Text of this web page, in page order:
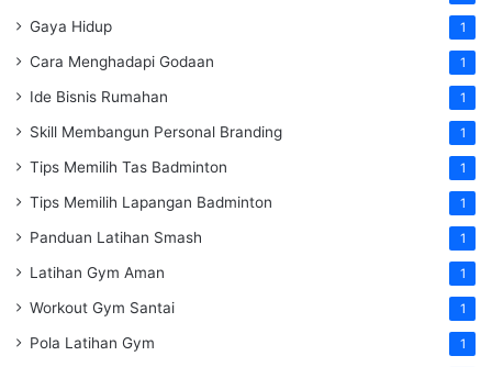
Gaya Hidup 1
Cara Menghadapi Godaan 1
Ide Bisnis Rumahan 1
Skill Membangun Personal Branding 1
Tips Memilih Tas Badminton 1
Tips Memilih Lapangan Badminton 1
Panduan Latihan Smash 1
Latihan Gym Aman 1
Workout Gym Santai 1
Pola Latihan Gym 1